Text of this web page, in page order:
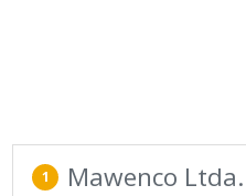
1 Mawenco Ltda.